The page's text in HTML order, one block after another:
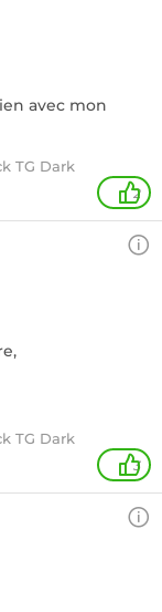
avec mon
TG Dark
2
TG Dark
3